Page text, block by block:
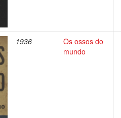
1936
Os ossos do
mundo